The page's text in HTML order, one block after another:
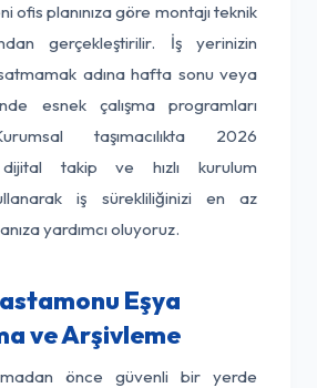
ofis planınıza göre montajı teknik
gerçekleştirilir. İş yerinizin
adına hafta sonu veya
esnek çalışma programları
taşımacılıkta 2026
dijital takip ve hızlı kurulum
iş sürekliliğinizi en az
yardımcı oluyoruz.
Eşya
ve Arşivleme
önce güvenli bir yerde